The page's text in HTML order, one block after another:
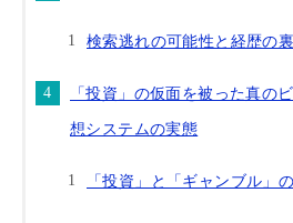
検索逃れの可能性と経歴の
「投資」の仮面を被った真の
想システムの実態
「投資」と「ギャンブル」